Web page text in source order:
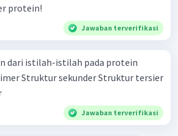
protein!
Jawaban terverifikasi
dari istilah-istilah pada protein
Jawaban terverifikasi